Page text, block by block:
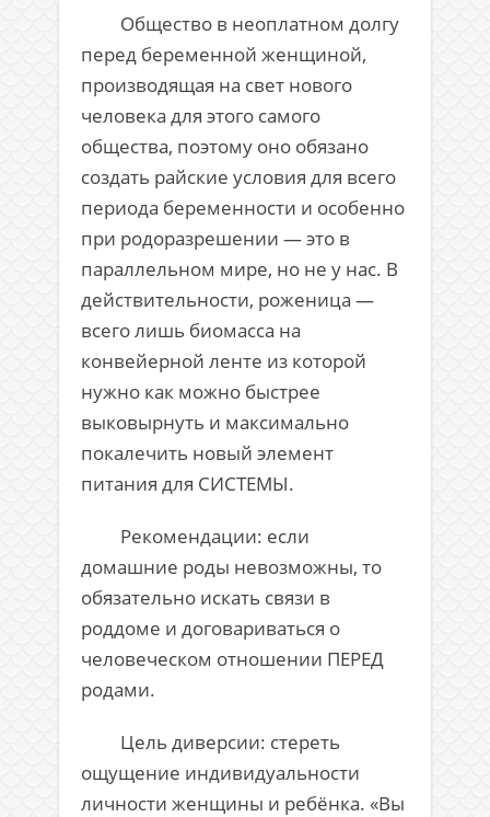
Общество в неоплатном долгу
перед беременной женщиной,
производящая на свет нового
человека для этого самого
общества, поэтому оно обязано
создать райские условия для всего
периода беременности и особенно
при родоразрешении — это в
параллельном мире, но не у нас. В
действительности, роженица —
всего лишь биомасса на
конвейерной ленте из которой
нужно как можно быстрее
выковырнуть и максимально
покалечить новый элемент
питания для СИСТЕМЫ.
Рекомендации: если
домашние роды невозможны, то
обязательно искать связи в
роддоме и договариваться о
человеческом отношении ПЕРЕД
родами.
Цель диверсии: стереть
ощущение индивидуальности
личности женщины и ребёнка. «Вы